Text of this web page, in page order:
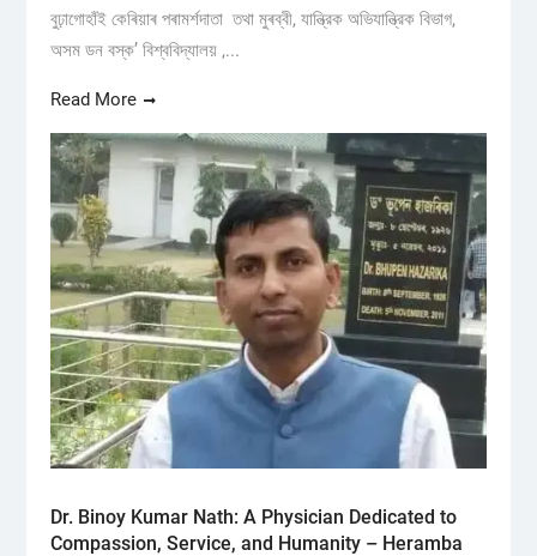
বুঢ়াগোহাঁই কেৰিয়াৰ পৰামৰ্শদাতা তথা মুৰব্বী, যান্ত্রিক অভিযান্ত্রিক বিভাগ,
অসম ডন বস্ক’ বিশ্ববিদ্যালয় ,...
Read More
Dr. Binoy Kumar Nath: A Physician Dedicated to
Compassion, Service, and Humanity – Heramba